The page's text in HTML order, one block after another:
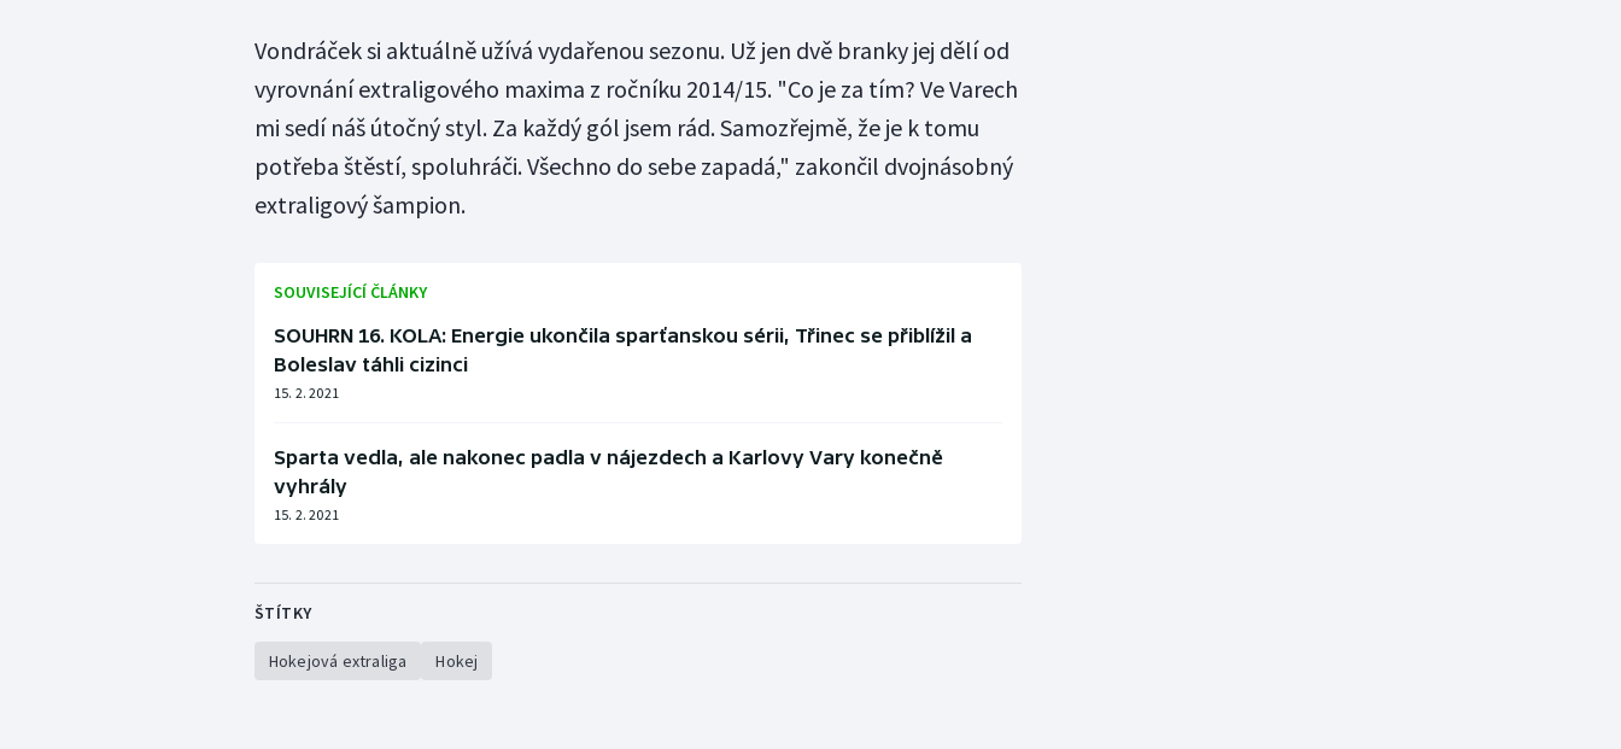
Vondráček si aktuálně užívá vydařenou sezonu. Už jen dvě branky jej dělí od
vyrovnání extraligového maxima z ročníku 2014/15. "Co je za tím? Ve Varech
mi sedí náš útočný styl. Za každý gól jsem rád. Samozřejmě, že je k tomu
potřeba štěstí, spoluhráči. Všechno do sebe zapadá," zakončil dvojnásobný
extraligový šampion.
SOUVISEJÍCÍ ČLÁNKY
SOUHRN 16. KOLA: Energie ukončila sparťanskou sérii, Třinec se přiblížil a
Boleslav táhli cizinci
15. 2. 2021
Sparta vedla, ale nakonec padla v nájezdech a Karlovy Vary konečně
vyhrály
15. 2. 2021
ŠTÍTKY
Hokejová extraliga Hokej